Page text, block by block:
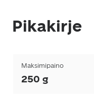
Pikakirje
Maksimipaino
250 g